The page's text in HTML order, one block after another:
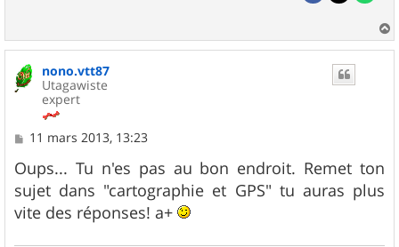
a
nono.vtt87
Utagawiste
expert
M
s
s
a
g
e
11 mars 2013, 13:23
Oups... Tu n'es pas au bon endroit. Remet ton
sujet dans "cartographie et GPS" tu auras plus
vite des réponses! a+